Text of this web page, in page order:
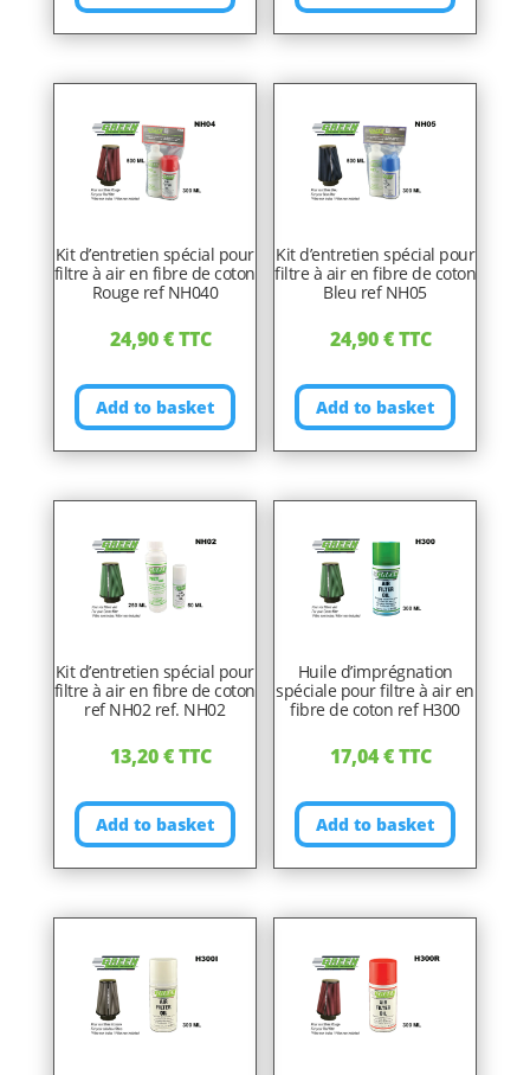
Kit d’entretien spécial pour
filtre à air en fibre de coton
Rouge ref NH040
24,90€TTC
Add to basket
Kit d’entretien spécial pour
filtre à air en fibre de coton
Bleu ref NH05
24,90€TTC
Add to basket
Kit d’entretien spécial pour
filtre à air en fibre de coton
ref NH02 ref. NH02
13,20€TTC
Add to basket
Huile d’imprégnation
spéciale pour filtre à air en
fibre de coton ref H300
17,04€TTC
Add to basket